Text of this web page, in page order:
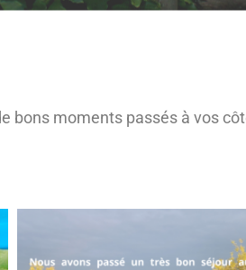
bons moments passés à vos